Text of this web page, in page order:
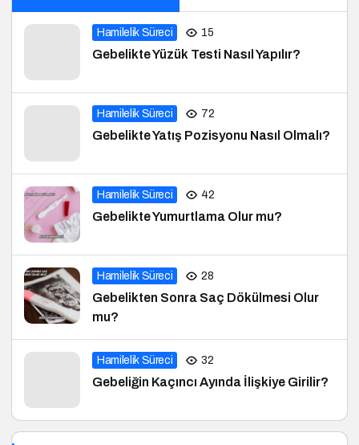
Hamilelik Süreci 15
Gebelikte Yüzük Testi Nasıl Yapılır?
Hamilelik Süreci 72
Gebelikte Yatış Pozisyonu Nasıl Olmalı?
Hamilelik Süreci 42
Gebelikte Yumurtlama Olur mu?
Hamilelik Süreci 28
Gebelikten Sonra Saç Dökülmesi Olur
mu?
Hamilelik Süreci 32
Gebeliğin Kaçıncı Ayında İlişkiye Girilir?